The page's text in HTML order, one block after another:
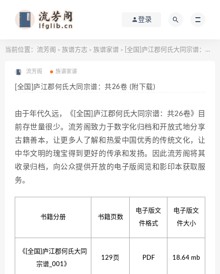
登录
当前位置： 流芳阁 > 族谱方志 > 族谱家谱 > [全国]庐江郡何氏大同宗谱：共26卷 (附下载)
流芳阁 族谱家谱
[全国]庐江郡何氏大同宗谱：共26卷 (附下载)
由于年代久远，《[全国]庐江郡何氏大同宗谱：共26卷》目
前存世量很少。流芳阁致力于数字化归档和开放式地分享
古籍善本，让更多人了解和热爱中国优秀的传统文化，让
中华文明的瑰宝得到更好的传承和发扬。因此流芳阁将其
收录归档，向公众提供开放的电子版阅览和影印本获取服
务。
书籍分册 书籍页数
电子版文
件格式
电子版文
件大小
《[全国]庐江郡何氏大同
宗谱_001》
129页 PDF 18.64 mb